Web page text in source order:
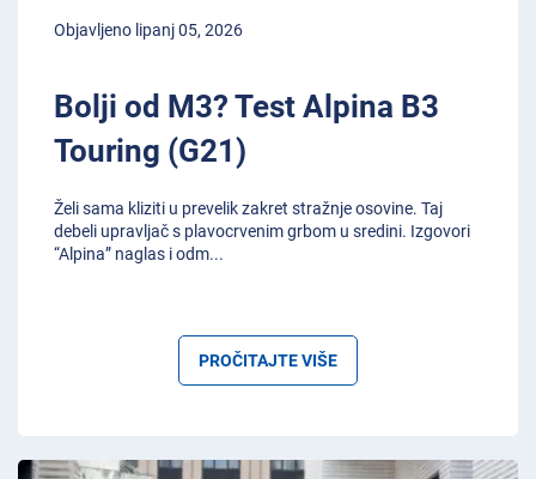
Objavljeno lipanj 05, 2026
Bolji od M3? Test Alpina B3
Touring (G21)
Želi sama kliziti u prevelik zakret stražnje osovine. Taj
debeli upravljač s plavocrvenim grbom u sredini. Izgovori
“Alpina” naglas i odm...
PROČITAJTE VIŠE